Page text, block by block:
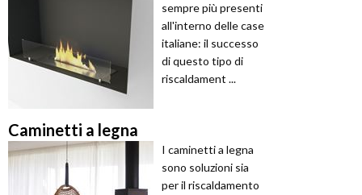
sempre più presenti
all'interno delle case
italiane: il successo
di questo tipo di
riscaldament ...
Caminetti a legna
I caminetti a legna
sono soluzioni sia
per il riscaldamento